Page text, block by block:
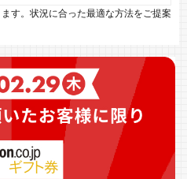
す。状況に合った最適な方法をご提案